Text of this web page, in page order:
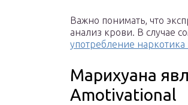
Важно понимать, что
анализ крови. В случае
употребление наркотика
Марихуана
Amotivational